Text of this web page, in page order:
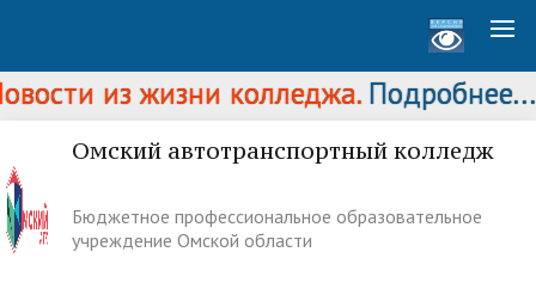
из жизни колледжа.Подробнее...
Омский автотранспортный колледж
Бюджетное профессиональное образовательное
учреждение Омской области